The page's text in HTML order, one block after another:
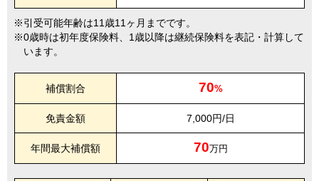
引受可能年齢は11歳11ヶ月までです。
0歳時は初年度保険料、1歳以降は継続保険料を表記・計算して
います。
補償割合 70%
免責金額 7,000円/日
年間最大補償額 70万円